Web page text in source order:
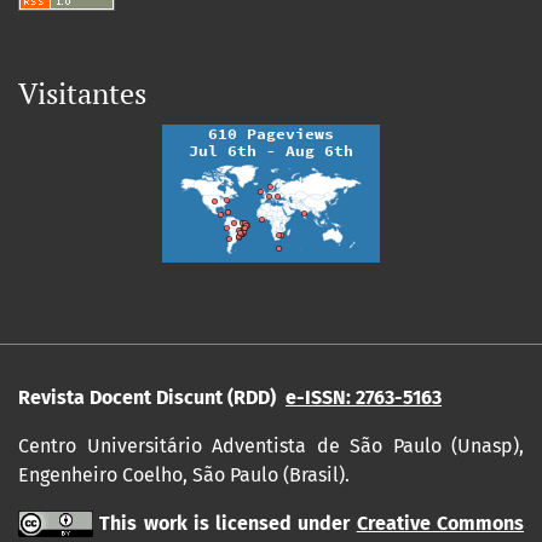
Visitantes
Revista Docent Discunt (RDD) e-ISSN: 2763-5163
Centro Universitário Adventista de São Paulo (Unasp),
Engenheiro Coelho, São Paulo (Brasil).
This work is licensed under Creative Commons